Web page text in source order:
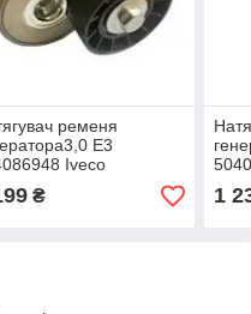
ременя
Е3
Iveco
₴ 1